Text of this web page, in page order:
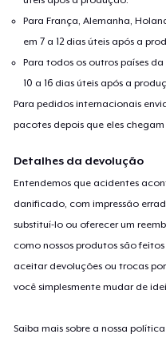
Para França, Alemanha,
em 7 a 12 dias úteis após a
Para todos os outros países
10 a 16 dias úteis após a
Para pedidos internacionais
pacotes depois que eles
Detalhes da devolução
Entendemos que acidentes
danificado, com impressão
substituí-lo ou oferecer um
como nossos produtos são
aceitar devoluções ou trocas
você simplesmente mudar de
Saiba mais sobre a nossa